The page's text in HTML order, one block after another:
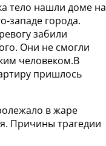
тело нашли доме на
западе города.
забили
Они не смогли
человеком.В
пришлось
в жаре
Причины трагедии